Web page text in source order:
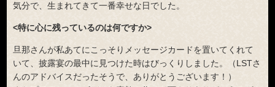
気分で、生まれてきて一番幸せな日でした。
<特に心に残っているのは何ですか>
旦那さんが私あてにこっそりメッセージカードを置いてくれて
いて、披露宴の最中に見つけた時はびっくりしました。（LSTさ
んのアドバイスだったそうで、ありがとうございます！）